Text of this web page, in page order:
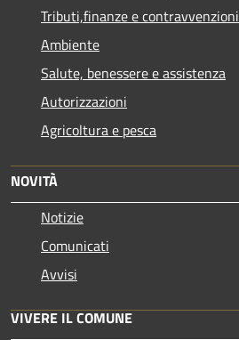
Tributi,finanze e contravvenzioni
Ambiente
Salute, benessere e assistenza
Autorizzazioni
Agricoltura e pesca
NOVITÀ
Notizie
Comunicati
Avvisi
VIVERE IL COMUNE